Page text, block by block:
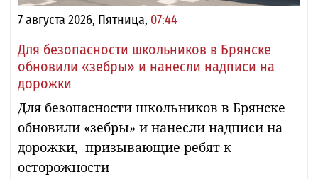
7 августа 2026, Пятница, 07:44
Для безопасности школьников в Брянске
обновили «зебры» и нанесли надписи на
дорожки
Для безопасности школьников в Брянске
обновили «зебры» и нанесли надписи на
дорожки, призывающие ребят к
осторожности